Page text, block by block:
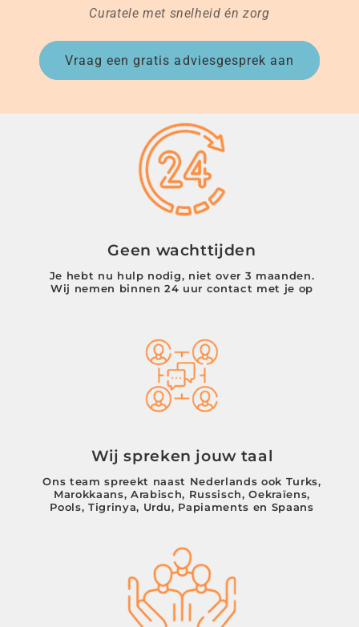
Curatele met snelheid én zorg
Vraag een gratis adviesgesprek aan
Geen wachttijden
Je hebt nu hulp nodig, niet over 3 maanden.
Wij nemen binnen 24 uur contact met je op
Wij spreken jouw taal
Ons team spreekt naast Nederlands ook Turks,
Marokkaans, Arabisch, Russisch, Oekraïens,
Pools, Tigrinya, Urdu, Papiaments en Spaans